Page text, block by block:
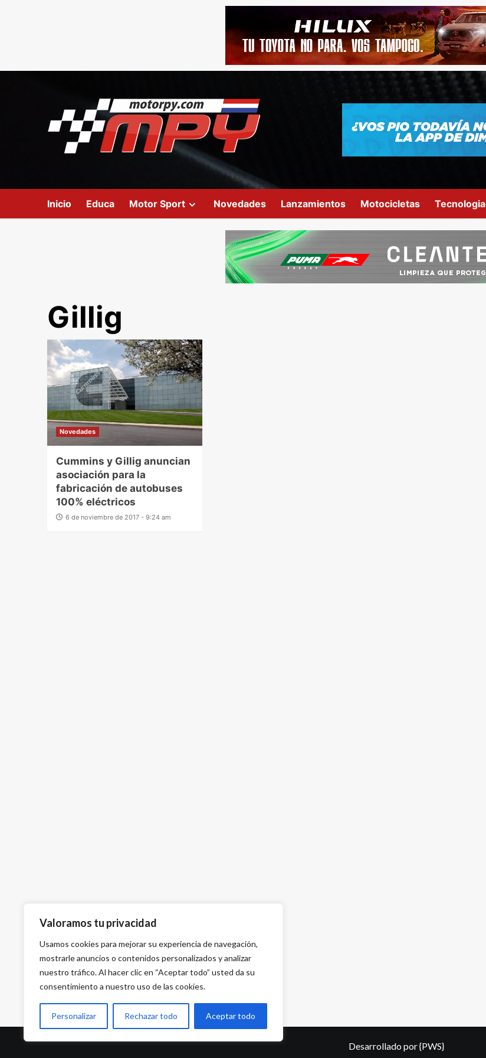
Valoramos tu privacidad
Usamos cookies para mejorar su experiencia de navegación,
mostrarle anuncios o contenidos personalizados y analizar
nuestro tráfico. Al hacer clic en “Aceptar todo” usted da su
consentimiento a nuestro uso de las cookies.
Personalizar Rechazar todo Aceptar todo
Inicio Educa Motor Sport Novedades Lanzamientos Motocicletas Tecnologia
Gillig
Novedades
Cummins y Gillig anuncian
asociación para la
fabricación de autobuses
100% eléctricos
6 de noviembre de 2017 - 9:24 am
Desarrollado por{PWS}